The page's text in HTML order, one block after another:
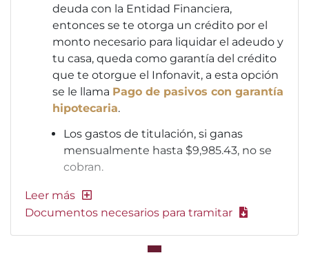
deuda con la Entidad Financiera,
entonces se te otorga un crédito por el
monto necesario para liquidar el adeudo y
tu casa, queda como garantía del crédito
que te otorgue el Infonavit, a esta opción
se le llama Pago de pasivos con garantía
hipotecaria.
Los gastos de titulación, si ganas
mensualmente hasta $9,985.43, no se
cobran.
Documentos necesarios para tramitar